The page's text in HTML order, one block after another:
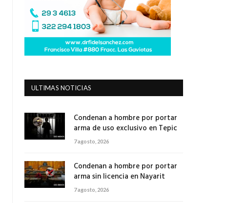
ULTIMAS NOTICIAS
Condenan a hombre por portar
arma de uso exclusivo en Tepic
7 agosto, 2026
Condenan a hombre por portar
arma sin licencia en Nayarit
7 agosto, 2026